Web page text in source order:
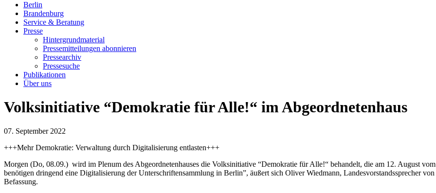
Berlin
Brandenburg
Service & Beratung
Presse
Hintergrundmaterial
Pressemitteilungen abonnieren
Pressearchiv
Pressesuche
Publikationen
Über uns
Volksinitiative “Demokratie für Alle!“ im Abgeordnetenhaus
07. September 2022
+++Mehr Demokratie: Verwaltung durch Digitalisierung entlasten+++
Morgen (Do, 08.09.) wird im Plenum des Abgeordnetenhauses die Volksinitiative “Demokratie für Alle!“ behandelt, die am 12. August
benötigen dringend eine Digitalisierung der Unterschriftensammlung in Berlin”, äußert sich Oliver Wiedmann, Landesvorstandssprecher
Befassung.